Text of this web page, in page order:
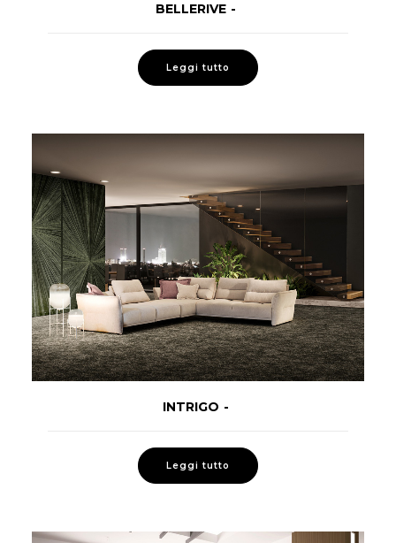
BELLERIVE
Leggi tutto
INTRIGO
Leggi tutto